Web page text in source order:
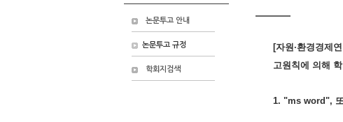
논문투고 안내
논문투고 규정
학회지검색
[자원·환경경제
고원칙에 의해
1. "ms word",